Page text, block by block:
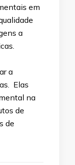
em
a
a
Elas
na
de
de